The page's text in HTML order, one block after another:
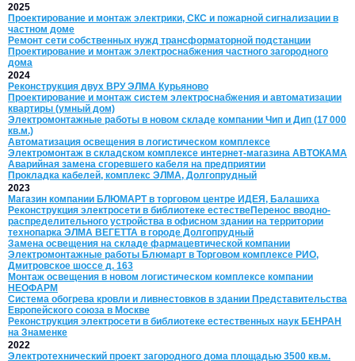
2025
Проектирование и монтаж электрики, СКС и пожарной сигнализации в
частном доме
Ремонт сети собственных нужд трансформаторной подстанции
Проектирование и монтаж электроснабжения частного загородного
дома
2024
Реконструкция двух ВРУ ЭЛМА Курьяново
Проектирование и монтаж систем электроснабжения и автоматизации
квартиры (умный дом)
Электромонтажные работы в новом складе компании Чип и Дип (17 000
кв.м.)
Автоматизация освещения в логистическом комплексе
Электромонтаж в складском комплексе интернет‑магазина АВТОКАМА
Аварийная замена сгоревшего кабеля на предприятии
Прокладка кабелей, комплекс ЭЛМА, Долгопрудный
2023
Магазин компании БЛЮМАРТ в торговом центре ИДЕЯ, Балашиха
Реконструкция электросети в библиотеке естествеПеренос вводно-
распределительного устройства в офисном здании на территории
технопарка ЭЛМА ВЕГЕТТА в городе Долгопрудный
Замена освещения на складе фармацевтической компании
Электромонтажные работы Блюмарт в Торговом комплексе РИО,
Дмитровское шоссе д. 163
Монтаж освещения в новом логистическом комплексе компании
НЕОФАРМ
Система обогрева кровли и ливнестовков в здании Представительства
Европейского союза в Москве
Реконструкция электросети в библиотеке естественных наук БЕНРАН
на Знаменке
2022
Электротехнический проект загородного дома площадью 3500 кв.м.